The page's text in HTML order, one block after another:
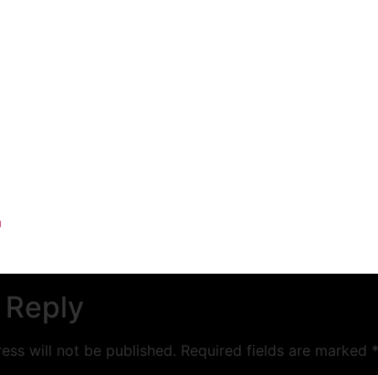
will not be published. Required fields are marked *